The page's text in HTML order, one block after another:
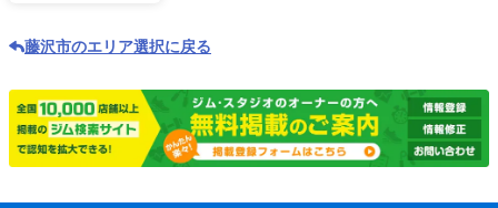
藤沢市のエリア選択に戻る